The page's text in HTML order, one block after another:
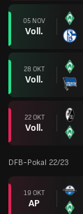
05 NOV
Voll.
28 OKT
Voll.
22 OKT
Voll.
DFB-Pokal 22/23
19 OKT
AP